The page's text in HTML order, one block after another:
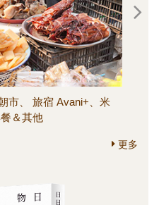
市、 旅宿 Avani+、米
＆其他
更多